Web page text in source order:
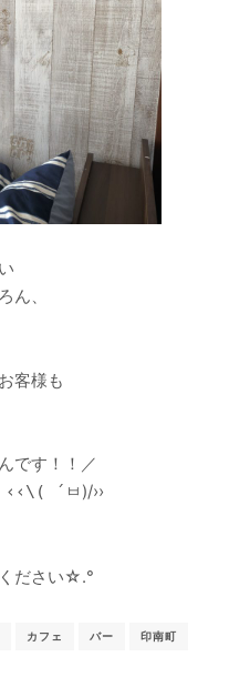
ん、
客様も
です！！／
´ㅂ )/››
ださい☆.°
カフェ バー 印南町